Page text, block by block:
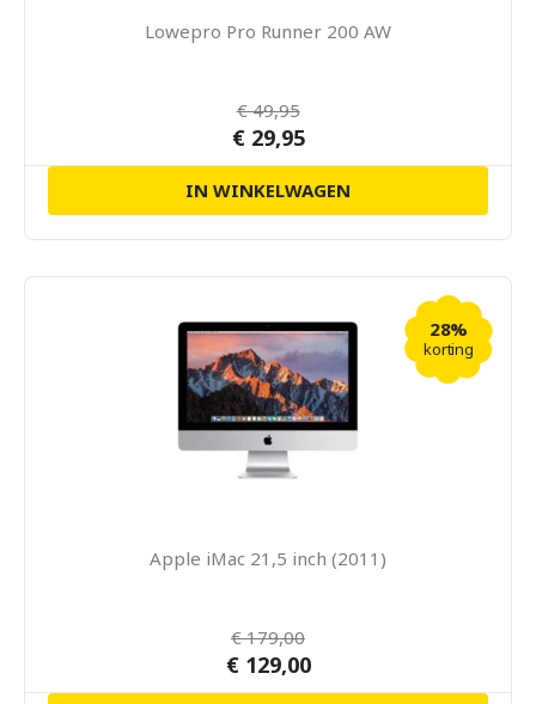
Lowepro Pro Runner 200 AW
€ 49,95
€ 29,95
IN WINKELWAGEN
28%
korting
Apple iMac 21,5 inch (2011)
€ 179,00
€ 129,00